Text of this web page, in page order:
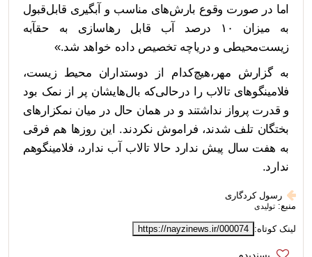
اما در صورت وقوع بارش‌های مناسب و آبگیری قابل‌قبول
به میزان ۱۰ درصد آب قابل رهاسازی به حقآبه
زیست‌محیطی و دریاچه تخصیص داده خواهد شد.»
به گزارش مهر،هیچ‌کدام از دوستداران محیط زیست،
فلامینگوهای تالاب را درحالی‌که بال‌هایشان پر از نمک بود
و قدرت پرواز نداشتند و در همان حال در میان نمکزارهای
بختگان تلف شدند، فراموش نکردند. این روزها هم فرقی
به هفت سال پیش ندارد حالا تالاب آب ندارد، فلامینگوهم
ندارد.
رسول کردگاری
منبع: تولیدی
لینک کوتاه: https://nayzinews.ir/000074